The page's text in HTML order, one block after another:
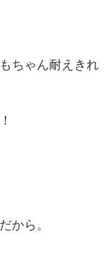
ちゃん耐えきれ
から。